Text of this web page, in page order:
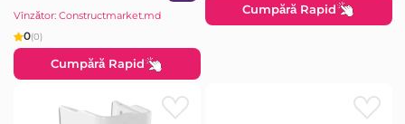
Vînzător: Constructmarket.md
0(0)
Cumpără Rapid
Cumpără Rapid